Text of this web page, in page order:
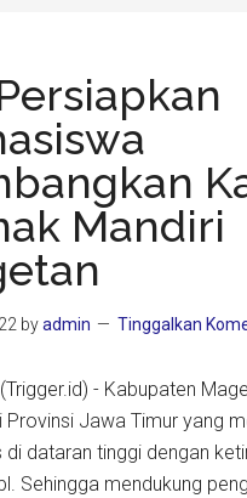
Mandiri
byadmin Tinggalkan
- Kabupaten
Provinsi Jawa Timur yang
dataran tinggi dengan
Sehingga mendukung